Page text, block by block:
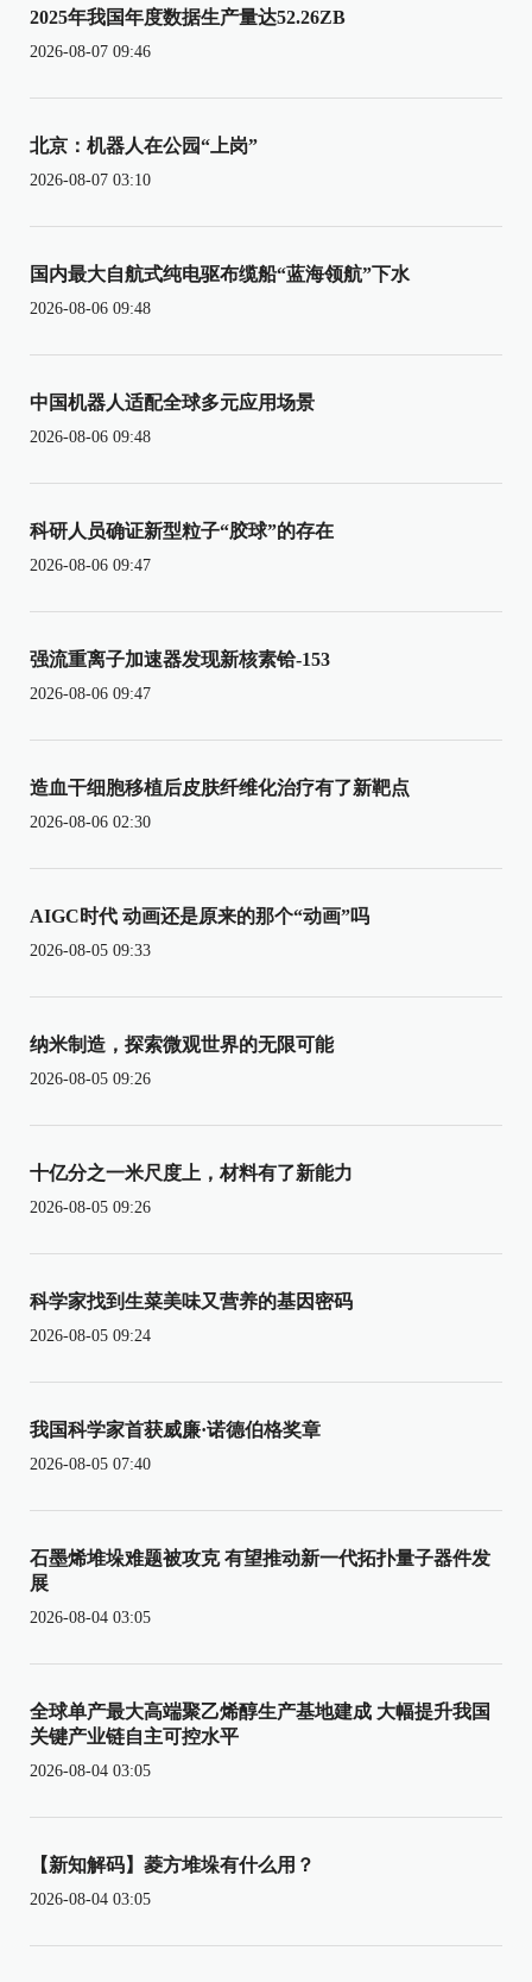
2025年我国年度数据生产量达52.26ZB
2026-08-07 09:46
北京：机器人在公园“上岗”
2026-08-07 03:10
国内最大自航式纯电驱布缆船“蓝海领航”下水
2026-08-06 09:48
中国机器人适配全球多元应用场景
2026-08-06 09:48
科研人员确证新型粒子“胶球”的存在
2026-08-06 09:47
强流重离子加速器发现新核素铪-153
2026-08-06 09:47
造血干细胞移植后皮肤纤维化治疗有了新靶点
2026-08-06 02:30
AIGC时代 动画还是原来的那个“动画”吗
2026-08-05 09:33
纳米制造，探索微观世界的无限可能
2026-08-05 09:26
十亿分之一米尺度上，材料有了新能力
2026-08-05 09:26
科学家找到生菜美味又营养的基因密码
2026-08-05 09:24
我国科学家首获威廉·诺德伯格奖章
2026-08-05 07:40
石墨烯堆垛难题被攻克 有望推动新一代拓扑量子器件发
展
2026-08-04 03:05
全球单产最大高端聚乙烯醇生产基地建成 大幅提升我国
关键产业链自主可控水平
2026-08-04 03:05
【新知解码】菱方堆垛有什么用？
2026-08-04 03:05